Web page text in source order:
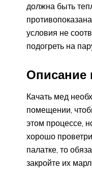
должна быть
условия не
подогреть на
Описание
Качать мед
помещении,
этом процессе,
хорошо
палатке, то
закройте их